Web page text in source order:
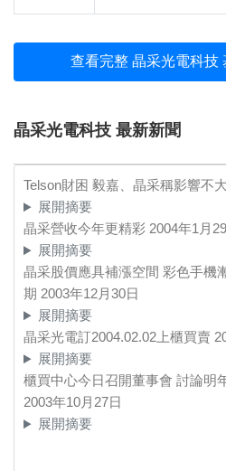
查看完整 晶采光電科技
晶采光電科技 最新新聞
Telson財困 毅嘉、晶采稱影響不大
展開摘要
晶采營收今年更精彩 2004年1月
展開摘要
晶采股價應具補漲空間 彩色手機
期 2003年12月30日
展開摘要
晶采光電訂2004.02.02上櫃買賣
展開摘要
櫃買中心今日召開董事會 討論明
2003年10月27日
展開摘要